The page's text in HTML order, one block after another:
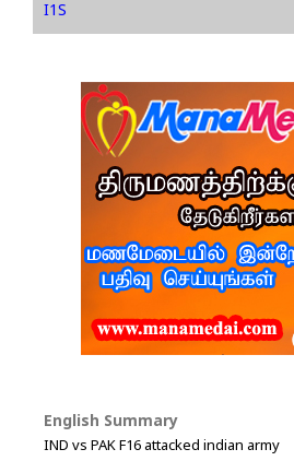
I1S
English Summary
IND vs PAK F16 attacked indian army